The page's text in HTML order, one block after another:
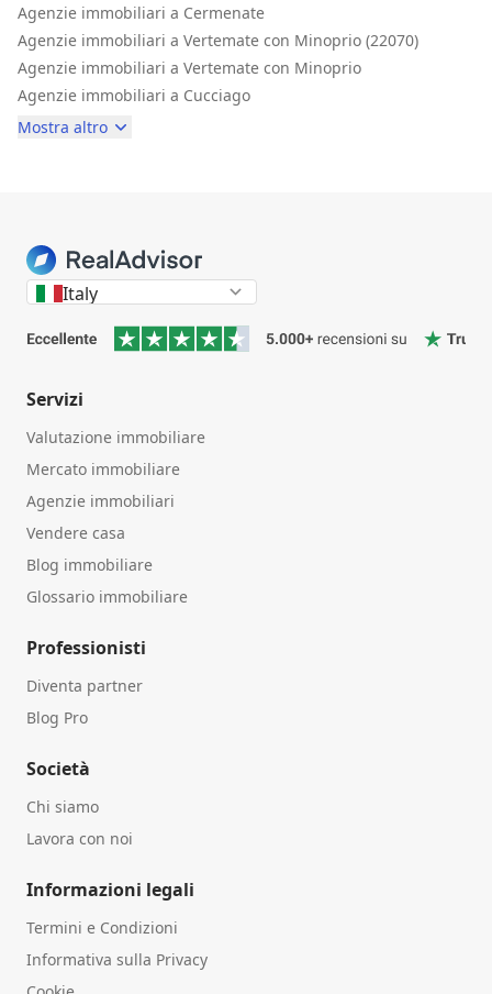
Agenzie immobiliari a Cermenate
Agenzie immobiliari a Vertemate con Minoprio (22070)
Agenzie immobiliari a Vertemate con Minoprio
Agenzie immobiliari a Cucciago
Mostra altro
Italy
Servizi
Valutazione immobiliare
Mercato immobiliare
Agenzie immobiliari
Vendere casa
Blog immobiliare
Glossario immobiliare
Professionisti
Diventa partner
Blog Pro
Società
Chi siamo
Lavora con noi
Informazioni legali
Termini e Condizioni
Informativa sulla Privacy